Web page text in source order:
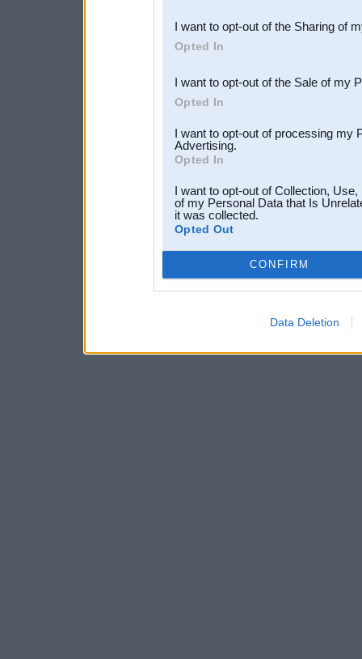
Downstream Participants
third parties.
I want to opt-out of the Sharing of
Opted In
I want to opt-out of the Sale of my
Opted In
I want to opt-out of processing my
Advertising.
Opted In
I want to opt-out of Collection,
of my Personal Data that Is
it was collected.
Opted Out
CONFIRM
Data Deletion